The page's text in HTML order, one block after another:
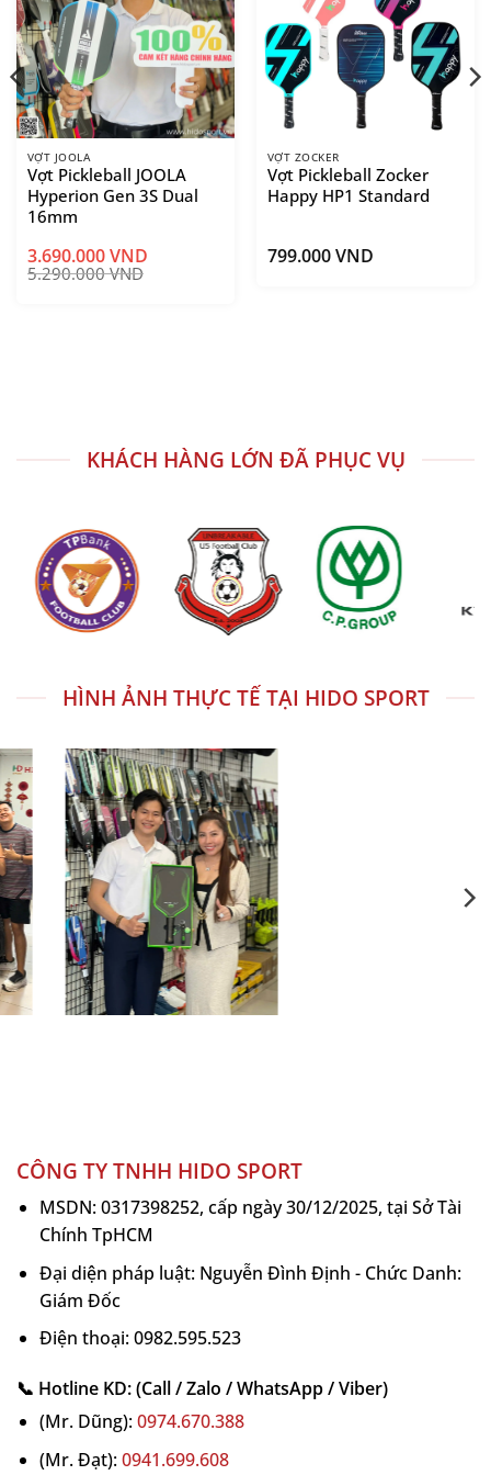
VỢT JOOLA
Vợt Pickleball JOOLA
Hyperion Gen 3S Dual
16mm
3.690.000VND
5.290.000VND
VỢT ZOCKER
Vợt Pickleball Zocker
Happy HP1 Standard
799.000VND
KHÁCH HÀNG LỚN ĐÃ PHỤC VỤ
HÌNH ẢNH THỰC TẾ TẠI HIDO SPORT
CÔNG TY TNHH HIDO SPORT
MSDN: 0317398252, cấp ngày 30/12/2025, tại Sở Tài
Chính TpHCM
Đại diện pháp luật: Nguyễn Đình Định - Chức Danh:
Giám Đốc
Điện thoại: 0982.595.523
📞 Hotline KD: (Call / Zalo / WhatsApp / Viber)
(Mr. Dũng):0974.670.388
(Mr. Đạt):0941.699.608